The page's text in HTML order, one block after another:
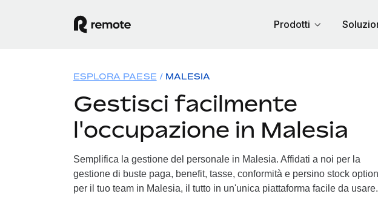
Prodotti
ESPLORA PAESE MALESIA
Gestisci facilmente
l'occupazione in Malesia
Semplifica la gestione del personale in Malesia. Affidati a noi per la
gestione di buste paga, benefit, tasse, conformità e persino stock option
per il tuo team in Malesia, il tutto in un'unica piattaforma facile da usare.